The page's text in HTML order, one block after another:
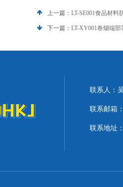
上一篇： LT-SE001食品材料
下一篇： LT-XY001卷烟端
联系人：
联系邮箱
联系地址